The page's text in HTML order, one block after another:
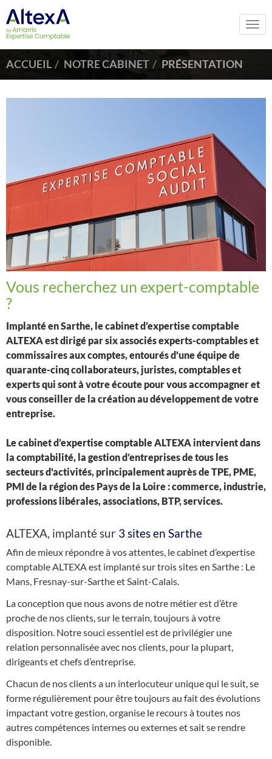
ACCUEIL NOTRE CABINET PRÉSENTATION
Vous recherchez un expert-comptable
?
Implanté en Sarthe, le cabinet d’expertise comptable
ALTEXA est dirigé par six associés experts-comptables et
commissaires aux comptes, entourés d'une équipe de
quarante-cinq collaborateurs, juristes, comptables et
experts qui sont à votre écoute pour vous accompagner et
vous conseiller de la création au développement de votre
entreprise.
Le cabinet d’expertise comptable ALTEXA intervient dans
la comptabilité, la gestion d’entreprises de tous les
secteurs d'activités, principalement auprès de TPE, PME,
PMI de la région des Pays de la Loire : commerce, industrie,
professions libérales, associations, BTP, services.
ALTEXA, implanté sur 3 sites en Sarthe
Afin de mieux répondre à vos attentes, le cabinet d’expertise
comptable ALTEXA est implanté sur trois sites en Sarthe : Le
Mans, Fresnay-sur-Sarthe et Saint-Calais.
La conception que nous avons de notre métier est d’être
proche de nos clients, sur le terrain, toujours à votre
disposition. Notre souci essentiel est de privilégier une
relation personnalisée avec nos clients, pour la plupart,
dirigeants et chefs d’entreprise.
Chacun de nos clients a un interlocuteur unique qui le suit, se
forme régulièrement pour être toujours au fait des évolutions
impactant votre gestion, organise le recours à toutes nos
autres compétences internes ou externes et sait se rendre
disponible.